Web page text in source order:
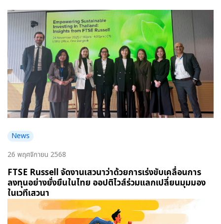
News
26 พฤศจิกายน 2568
FTSE Russell จัดงานเสวนาว่าด้วยการเร่งขับเคลื่อนการ
ลงทุนอย่างยั่งยืนในไทย ออปติไวส์ร่วมแลกเปลี่ยนมุมมอง
ในเวทีเสวนา